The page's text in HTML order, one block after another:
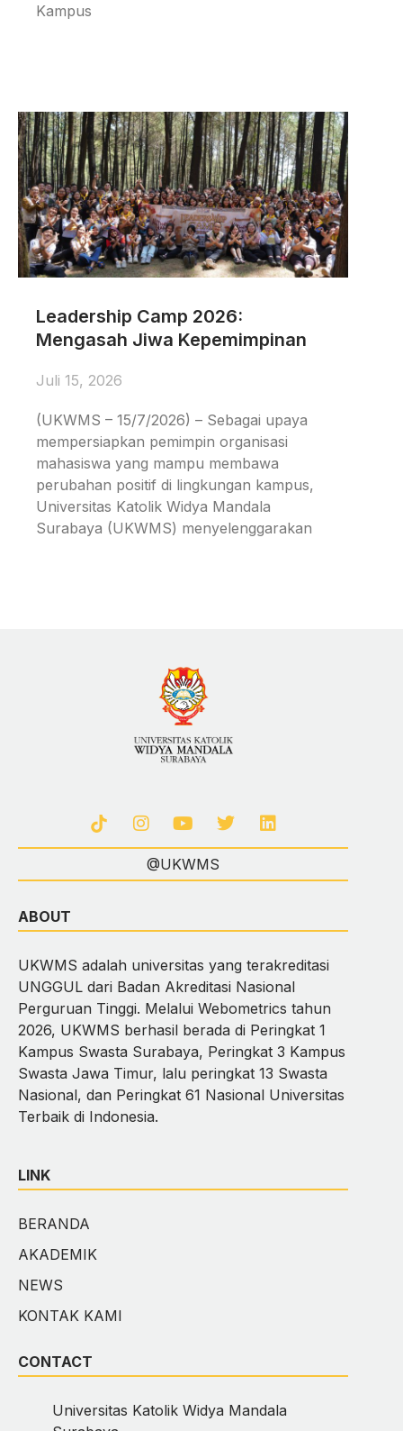
Kampus
Leadership Camp 2026:
Mengasah Jiwa Kepemimpinan
Juli 15, 2026
(UKWMS – 15/7/2026) – Sebagai upaya
mempersiapkan pemimpin organisasi
mahasiswa yang mampu membawa
perubahan positif di lingkungan kampus,
Universitas Katolik Widya Mandala
Surabaya (UKWMS) menyelenggarakan
@UKWMS
ABOUT
UKWMS adalah universitas yang terakreditasi
UNGGUL dari Badan Akreditasi Nasional
Perguruan Tinggi. Melalui Webometrics tahun
2026, UKWMS berhasil berada di Peringkat 1
Kampus Swasta Surabaya, Peringkat 3 Kampus
Swasta Jawa Timur, lalu peringkat 13 Swasta
Nasional, dan Peringkat 61 Nasional Universitas
Terbaik di Indonesia.
LINK
BERANDA
AKADEMIK
NEWS
KONTAK KAMI
CONTACT
Universitas Katolik Widya Mandala